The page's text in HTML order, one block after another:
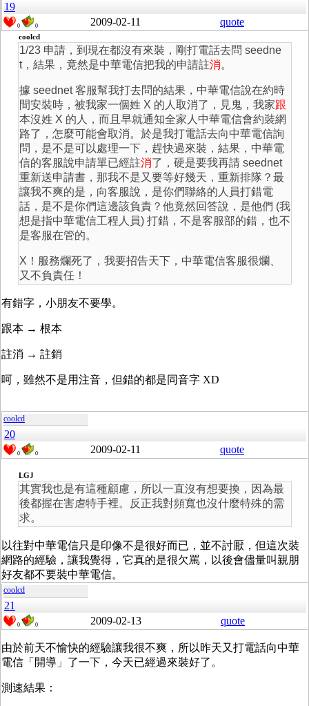
19
0 0 2009-02-11 quote
coolcd
1/23 申請，到現在都沒有來裝，剛打電話去問 seedne
t，結果，竟然是中華電信把我的申請註消。
據 seednet 客服幫我打去問的結果，中華電信說在約時
間安裝時，被我家一個姓 X 的人取消了，見鬼，我家跟
本沒姓 X 的人，而且早就通知全家人中華電信會約裝網
路了，怎麼可能會取消。於是我打電話去向中華電信詢
問，是不是可以處理一下，趕快過來裝，結果，中華電
信的客服說申請單已經註消了，硬是要我再請 seednet
重新送申請書，那我不是又要等好幾天，重新排隊？最
讓我不爽的是，向客服說，是你們聯絡的人員打錯電
話，是不是你們這邊該負責？他竟然回答說，是他們 (我
想是指中華電信工程人員) 打錯，不是客服部的錯，也不
是客服在管的。
X！服務爛死了，我要招告天下，中華電信客服很爛、
又不負責任！
有錯字，小朋友不要學。
跟本 → 根本
註消 → 註銷
呵，雖然不是用注音，但錯的都是同音字 XD
coolcd
20
0 0 2009-02-11 quote
LGJ
其實我也是有這種顧慮，所以一直沒有想要換，因為最
後都握在害虐特手裡。反正我對頻寬也沒什麼特殊的需
求。
以往對中華電信只是印像不是很好而已，並不討厭，但這次裝
網路的經驗，讓我覺得，它真的是很欠罵，以後會儘量叫親朋
好友都不要裝中華電信。
coolcd
21
0 0 2009-02-13 quote
由於前天不愉快的經驗讓我很不爽，所以昨天又打電話向中華
電信「開導」了一下，今天已經過來裝好了。
測速結果：